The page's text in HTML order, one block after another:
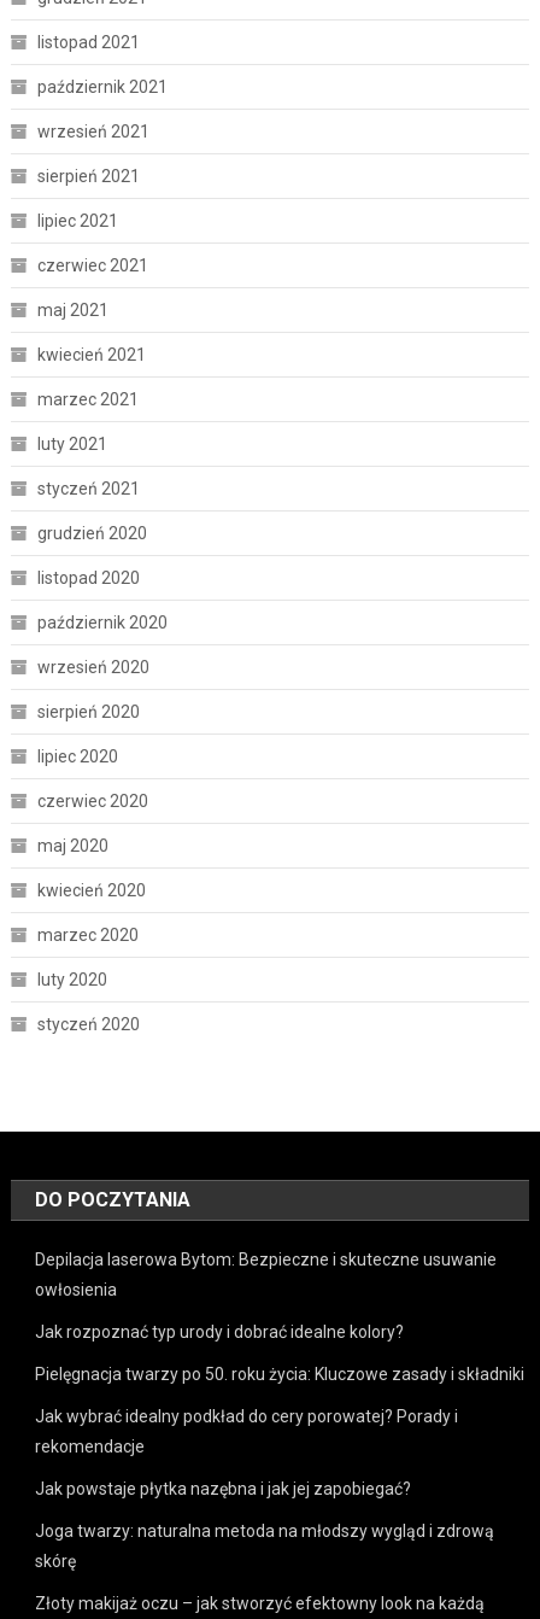
listopad 2021
październik 2021
wrzesień 2021
sierpień 2021
lipiec 2021
czerwiec 2021
maj 2021
kwiecień 2021
marzec 2021
luty 2021
styczeń 2021
grudzień 2020
listopad 2020
październik 2020
wrzesień 2020
sierpień 2020
lipiec 2020
czerwiec 2020
maj 2020
kwiecień 2020
marzec 2020
luty 2020
styczeń 2020
DO POCZYTANIA
Depilacja laserowa Bytom: Bezpieczne i skuteczne usuwanie
owłosienia
Jak rozpoznać typ urody i dobrać idealne kolory?
Pielęgnacja twarzy po 50. roku życia: Kluczowe zasady i składniki
Jak wybrać idealny podkład do cery porowatej? Porady i
rekomendacje
Jak powstaje płytka nazębna i jak jej zapobiegać?
Joga twarzy: naturalna metoda na młodszy wygląd i zdrową
skórę
Złoty makijaż oczu – jak stworzyć efektowny look na każdą